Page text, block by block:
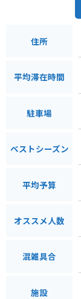
住所
平均滞在時間
駐車場
ベストシーズン
平均予算
オススメ人数
混雑具合
施設